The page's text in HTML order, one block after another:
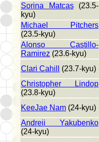
Sorina Matcas(23.5-
kyu)
Michael Pitchers
(23.5-kyu)
Alonso Castillo-
Ramirez (23.6-kyu)
Clari Cahill
(23.7-kyu)
Christopher Lindop
(23.8-kyu)
KeeJae Nam (24-kyu)
Andreii Yakubenko
(24-kyu)